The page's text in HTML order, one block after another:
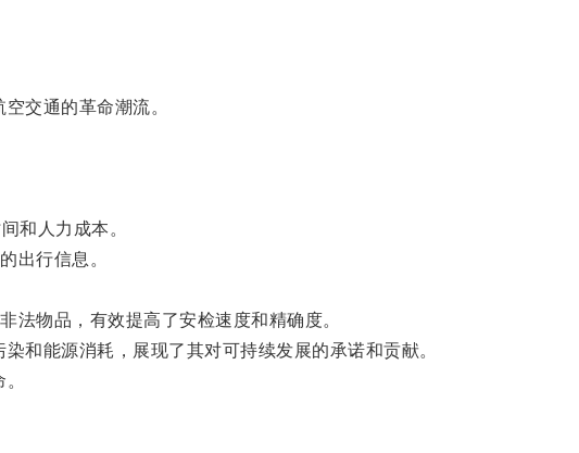
交通的革命潮流。
和人力成本。
出行信息。
物品，有效提高了安检速度和精确度。
能源消耗，展现了其对可持续发展的承诺和贡献。